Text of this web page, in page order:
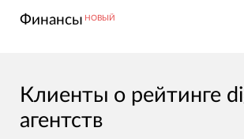
Финансы НОВЫЙ
Клиенты о рейтинге
агентств